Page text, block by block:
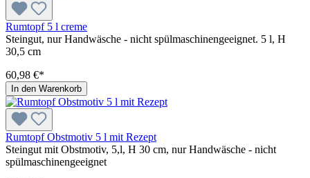
Rumtopf 5 l creme
Steingut, nur Handwäsche - nicht spülmaschinengeeignet. 5 l, H
30,5 cm
60,98 €*
In den Warenkorb
Rumtopf Obstmotiv 5 l mit Rezept
Steingut mit Obstmotiv, 5,l, H 30 cm, nur Handwäsche - nicht
spülmaschinengeeignet